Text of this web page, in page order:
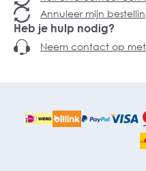
Annuleer mijn
Heb je hulp nodig?
Neem contact op